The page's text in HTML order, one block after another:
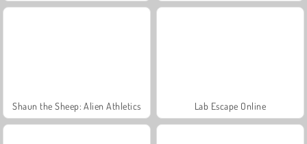
Shaun the Sheep: Alien Athletics Lab Escape Online